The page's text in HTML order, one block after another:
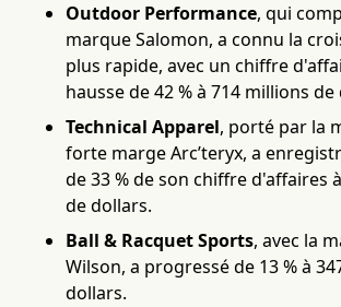
Outdoor Performance, qui
marque Salomon, a connu la
plus rapide, avec un chiffre
hausse de 42 % à 714 millions
Technical Apparel, porté par la
forte marge Arc’teryx, a
de 33 % de son chiffre d'affaires
de dollars.
Ball & Racquet Sports, avec la
Wilson, a progressé de 13 % à
dollars.